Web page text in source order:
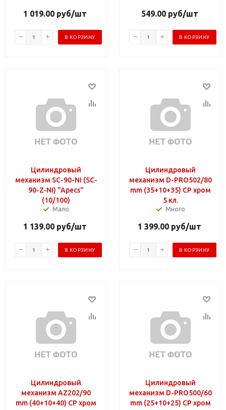
1 019.00 руб/шт
В КОРЗИНУ
549.00руб/шт
В КОРЗИНУ
Цилиндровый
механизм SC-90-NI (SC-
90-Z-NI) "Apecs"
(10/100)
Мало
1 139.00 руб/шт
В КОРЗИНУ
Цилиндровый
механизм D-PRO502/80
mm (35+10+35) CP хром
5 кл.
Много
1 399.00 руб/шт
В КОРЗИНУ
Цилиндровый
механизм AZ202/90
mm (40+10+40) CP хром
Цилиндровый
механизм D-PRO500/60
mm (25+10+25) CP хром